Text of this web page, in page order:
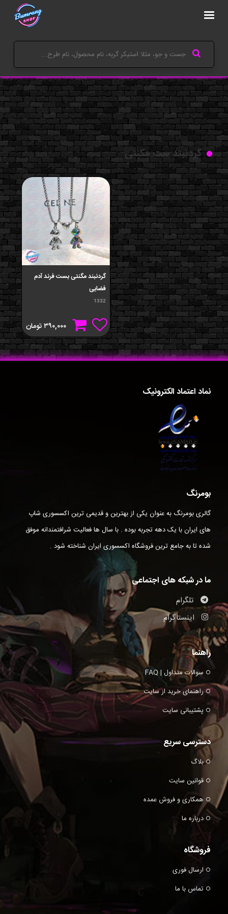
گردنبتد ست مکنتی
گردنبند مگنتی بست فرند آدم
فضایی
1332
۳۹۰,۰۰۰تومان
نماد اعتماد الکترونیک
بومرنگ
گالری بومرنگ به عنوان یکی از بهترین و قدیمی ترین اکسسوری شاپ
های ایران با یک دهه تجربه بوده . با سال ها فعالیت شرافتمندانه موفق
شده تا به جامع ترین فروشگاه اکسسوری ایران شناخته شود .
ما در شبکه های اجتماعی
تلگرام
اینستاگرام
راهنما
سوالات متداول | FAQ
راهنمای خرید از سایت
پشتیبانی سایت
دسترسی سریع
بلاگ
قوانین سایت
همکاری و فروش عمده
درباره ما
فروشگاه
ارسال فوری
تماس با ما